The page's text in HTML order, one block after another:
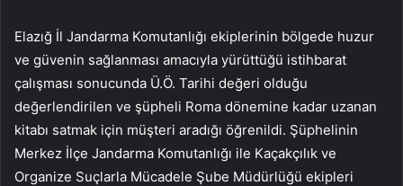
Elazığ İl Jandarma Komutanlığı ekiplerinin bölgede huzur
ve güvenin sağlanması amacıyla yürüttüğü istihbarat
çalışması sonucunda Ü.Ö. Tarihi değeri olduğu
değerlendirilen ve şüpheli Roma dönemine kadar uzanan
kitabı satmak için müşteri aradığı öğrenildi. Şüphelinin
Merkez İlçe Jandarma Komutanlığı ile Kaçakçılık ve
Organize Suçlarla Mücadele Şube Müdürlüğü ekipleri